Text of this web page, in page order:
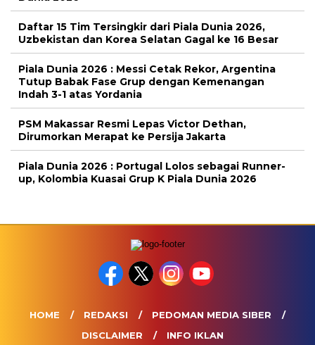
Daftar 15 Tim Tersingkir dari Piala Dunia 2026,
Uzbekistan dan Korea Selatan Gagal ke 16 Besar
Piala Dunia 2026 : Messi Cetak Rekor, Argentina
Tutup Babak Fase Grup dengan Kemenangan
Indah 3-1 atas Yordania
PSM Makassar Resmi Lepas Victor Dethan,
Dirumorkan Merapat ke Persija Jakarta
Piala Dunia 2026 : Portugal Lolos sebagai Runner-
up, Kolombia Kuasai Grup K Piala Dunia 2026
HOME REDAKSI
PEDOMAN MEDIA SIBER
DISCLAIMER
INFO IKLAN